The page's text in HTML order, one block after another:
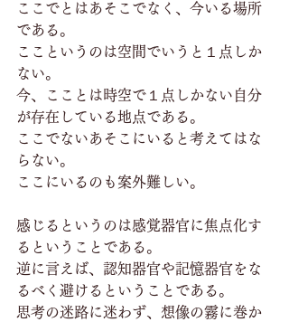
ここでとはあそこでなく、今いる場所
である。
ここというのは空間でいうと１点しか
ない。
今、こことは時空で１点しかない自分
が存在している地点である。
ここでないあそこにいると考えてはな
らない。
ここにいるのも案外難しい。
感じるというのは感覚器官に焦点化す
るということである。
逆に言えば、認知器官や記憶器官をな
るべく避けるということである。
思考の迷路に迷わず、想像の霧に巻か